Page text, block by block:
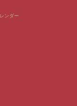
ンダー